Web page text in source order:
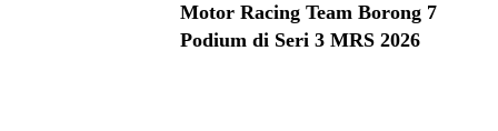
Motor Racing Team Borong 7
Podium di Seri 3 MRS 2026